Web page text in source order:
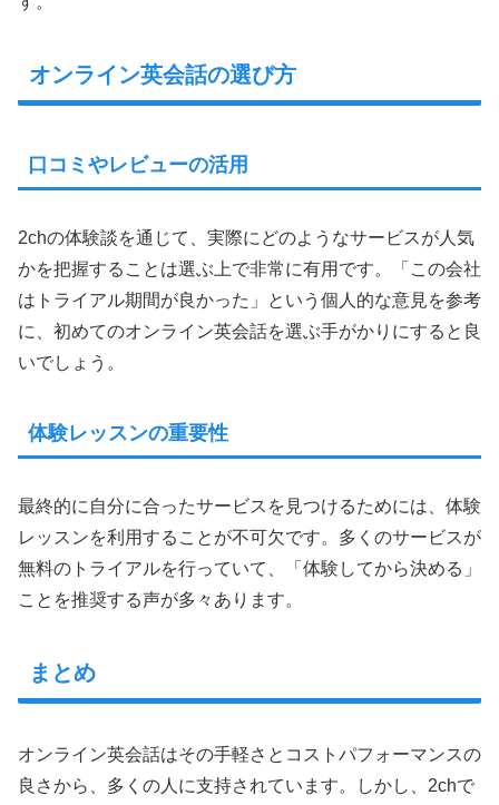
オンライン英会話の選び方
口コミやレビューの活用
2chの体験談を通じて、実際にどのようなサービスが人気
かを把握することは選ぶ上で非常に有用です。「この会社
はトライアル期間が良かった」という個人的な意見を参考
に、初めてのオンライン英会話を選ぶ手がかりにすると良
いでしょう。
体験レッスンの重要性
最終的に自分に合ったサービスを見つけるためには、体験
レッスンを利用することが不可欠です。多くのサービスが
無料のトライアルを行っていて、「体験してから決める」
ことを推奨する声が多々あります。
まとめ
オンライン英会話はその手軽さとコストパフォーマンスの
良さから、多くの人に支持されています。しかし、2chで